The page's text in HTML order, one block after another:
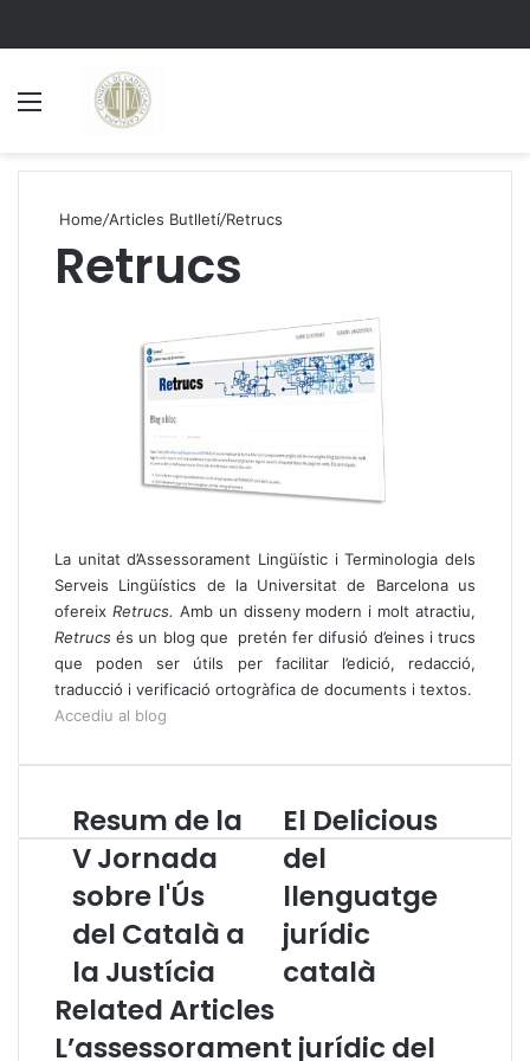
Home/Articles Butlletí/Retrucs
Retrucs
La unitat d’Assessorament Lingüístic i Terminologia dels
Serveis Lingüístics de la Universitat de Barcelona us
ofereix Retrucs. Amb un disseny modern i molt atractiu,
Retrucs és un blog que pretén fer difusió d’eines i trucs
que poden ser útils per facilitar l’edició, redacció,
traducció i verificació ortogràfica de documents i textos.
Accediu al blog
R
e
s
u
d
e
l
a
V
Resum de la
V Jornada
sobre l'Ús
del Català a
la Justícia
E
l
D
e
c
u
El Delicious
del
llenguatge
jurídic
català
Related Articles
L’assessorament jurídic del